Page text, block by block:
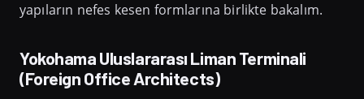
yapıların nefes kesen formlarına birlikte bakalım.
Yokohama Uluslararası Liman Terminali
(Foreign Office Architects)